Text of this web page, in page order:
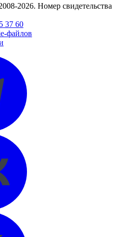
2026. Номер свидетельства
37 60
файлов